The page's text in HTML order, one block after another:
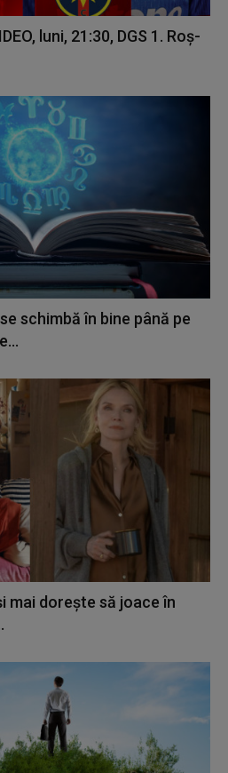
luni, 21:30, DGS 1. Roș-
schimbă în bine până pe
mai dorește să joace în